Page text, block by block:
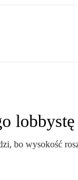
lobbystę
bo wysokość